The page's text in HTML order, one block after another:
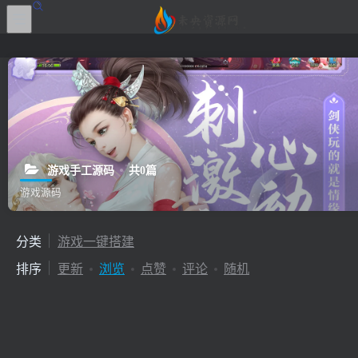
游戏手工源码 共0篇
游戏源码
分类
游戏一键搭建
排序
更新 浏览 点赞 评论 随机